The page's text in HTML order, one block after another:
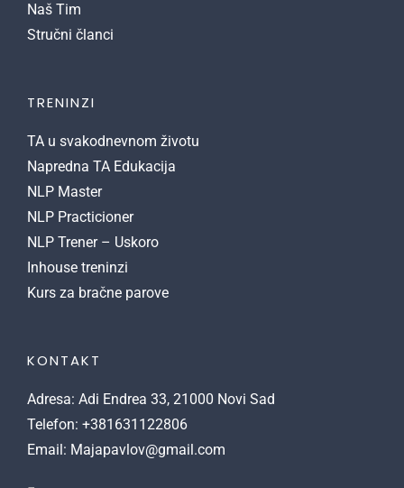
Naš Tim
Stručni članci
TRENINZI
TA u svakodnevnom životu
Napredna TA Edukacija
NLP Master
NLP Practicioner
NLP Trener – Uskoro
Inhouse treninzi
Kurs za bračne parove
KONTAKT
Adresa: Adi Endrea 33, 21000 Novi Sad
Telefon: +381631122806
Email: Majapavlov@gmail.com